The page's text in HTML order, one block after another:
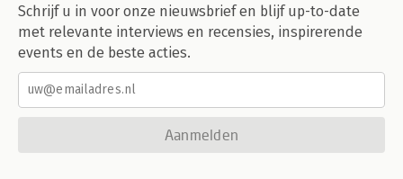
Schrijf u in voor onze nieuwsbrief en blijf up-to-date
met relevante interviews en recensies, inspirerende
events en de beste acties.
Aanmelden